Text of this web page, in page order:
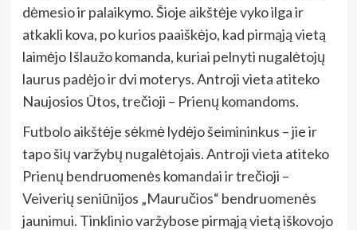
dėmesio ir palaikymo. Šioje aikštėje vyko ilga ir
atkakli kova, po kurios paaiškėjo, kad pirmąją vietą
laimėjo Išlaužo komanda, kuriai pelnyti nugalėtojų
laurus padėjo ir dvi moterys. Antroji vieta atiteko
Naujosios Ūtos, trečioji – Prienų komandoms.
Futbolo aikštėje sėkmė lydėjo šeimininkus – jie ir
tapo šių varžybų nugalėtojais. Antroji vieta atiteko
Prienų bendruomenės komandai ir trečioji –
Veiverių seniūnijos „Mauručios“ bendruomenės
jaunimui. Tinklinio varžybose pirmąją vietą iškovojo